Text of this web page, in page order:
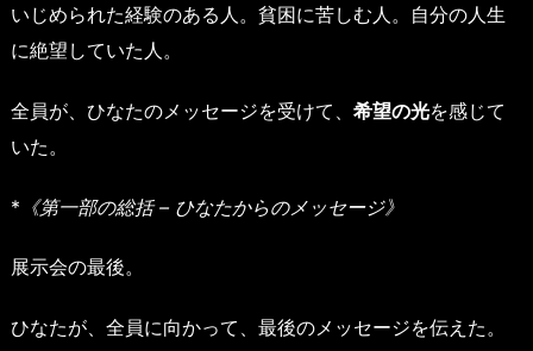
いじめられた経験のある人。貧困に苦しむ人。自分の人生
に絶望していた人。
全員が、ひなたのメッセージを受けて、 希望の光を感じて
いた。
* 《第一部の総括 – ひなたからのメッセージ》
展示会の最後。
ひなたが、全員に向かって、最後のメッセージを伝えた。